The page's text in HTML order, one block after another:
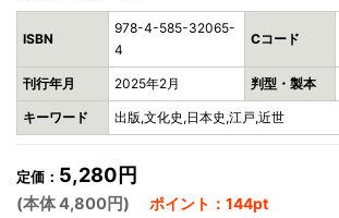
ISBN
978-4-585-32065-
4
Cコード
刊行年月 2025年2月 判型・製本
キーワード 出版,文化史,日本史,江戸,近世
定価： 5,280円
(本体 4,800円) ポイント：144pt